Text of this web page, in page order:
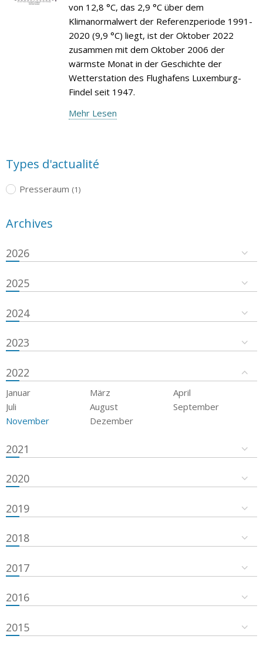
von 12,8 °C, das 2,9 °C über dem
Klimanormalwert der Referenzperiode 1991-
2020 (9,9 °C) liegt, ist der Oktober 2022
zusammen mit dem Oktober 2006 der
wärmste Monat in der Geschichte der
Wetterstation des Flughafens Luxemburg-
Findel seit 1947.
Mehr Lesen
Types d'actualité
Presseraum (1)
Archives
2026
2025
2024
2023
2022
Januar März
April
Juli
August
September
November
Dezember
2021
2020
2019
2018
2017
2016
2015